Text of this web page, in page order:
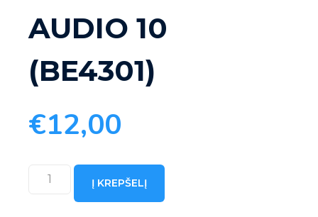
AUDIO 10
(BE4301)
€12,00
produkto
Į KREPŠELĮ